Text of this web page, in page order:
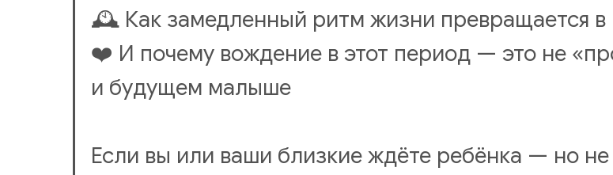
🕰 Как замедленный ритм жизни превращается
❤️ И почему вождение в этот период — это не
и будущем малыше
Если вы или ваши близкие ждёте ребёнка — но не